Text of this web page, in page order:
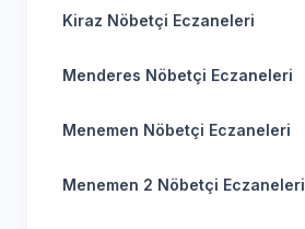
Kiraz Nöbetçi Eczaneleri
Menderes Nöbetçi Eczaneleri
Menemen Nöbetçi Eczaneleri
Menemen 2 Nöbetçi Eczaneleri